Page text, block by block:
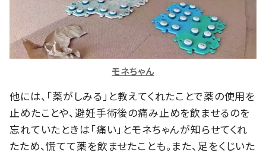
モネちゃん
他には、「薬がしみる」と教えてくれたことで薬の使用を
止めたことや、避妊手術後の痛み止めを飲ませるのを
忘れていたときは「痛い」とモネちゃんが知らせてくれ
たため、慌てて薬を飲ませたことも。また、足をくじいた